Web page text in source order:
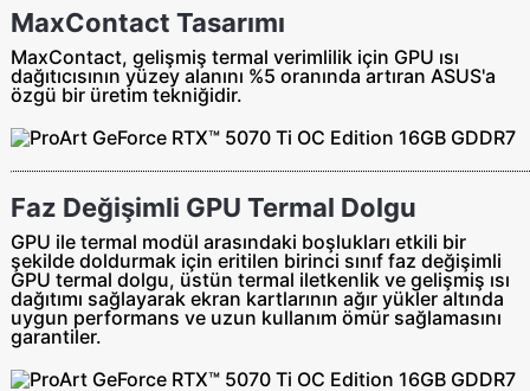
MaxContact Tasarımı
MaxContact, gelişmiş termal verimlilik için GPU ısı
dağıtıcısının yüzey alanını %5 oranında artıran ASUS'a
özgü bir üretim tekniğidir.
Faz Değişimli GPU Termal Dolgu
GPU ile termal modül arasındaki boşlukları etkili bir
şekilde doldurmak için eritilen birinci sınıf faz değişimli
GPU termal dolgu, üstün termal iletkenlik ve gelişmiş ısı
dağıtımı sağlayarak ekran kartlarının ağır yükler altında
uygun performans ve uzun kullanım ömür sağlamasını
garantiler.